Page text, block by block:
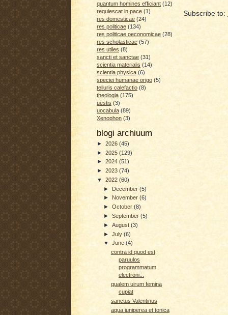
quantum homines efficiant (12)
requiescat in pace (1)
res domesticae (24)
res politicae (134)
res politicae oeconomicae (28)
res scholasticae (57)
res utiles (8)
sancti et sanctae (31)
scientia materialis (14)
scientia physica (6)
speciei humanae origo (5)
telluris calefactio (8)
theologia (175)
uestis (3)
uocabula (89)
Xenophon (3)
blogi archiuum
► 2026 (45)
► 2025 (129)
► 2024 (51)
► 2023 (74)
▼ 2022 (60)
► December(5)
► November(6)
►October(8)
►September(5)
►August(3)
►July(6)
▼June(4)
contra id quod est
paruulos
programmatum
electroni...
qualem uirum femina
cupiat
sanctus Valentinus
aqua iuniperea et tonica
Subscribe to: